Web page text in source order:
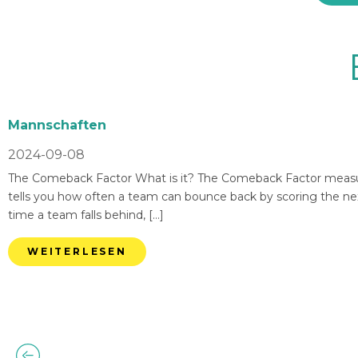
Mannschaften
2024-09-08
The Comeback Factor What is it? The Comeback Factor
tells you how often a team can bounce back by scoring the
time a team falls behind, […]
WEITERLESEN